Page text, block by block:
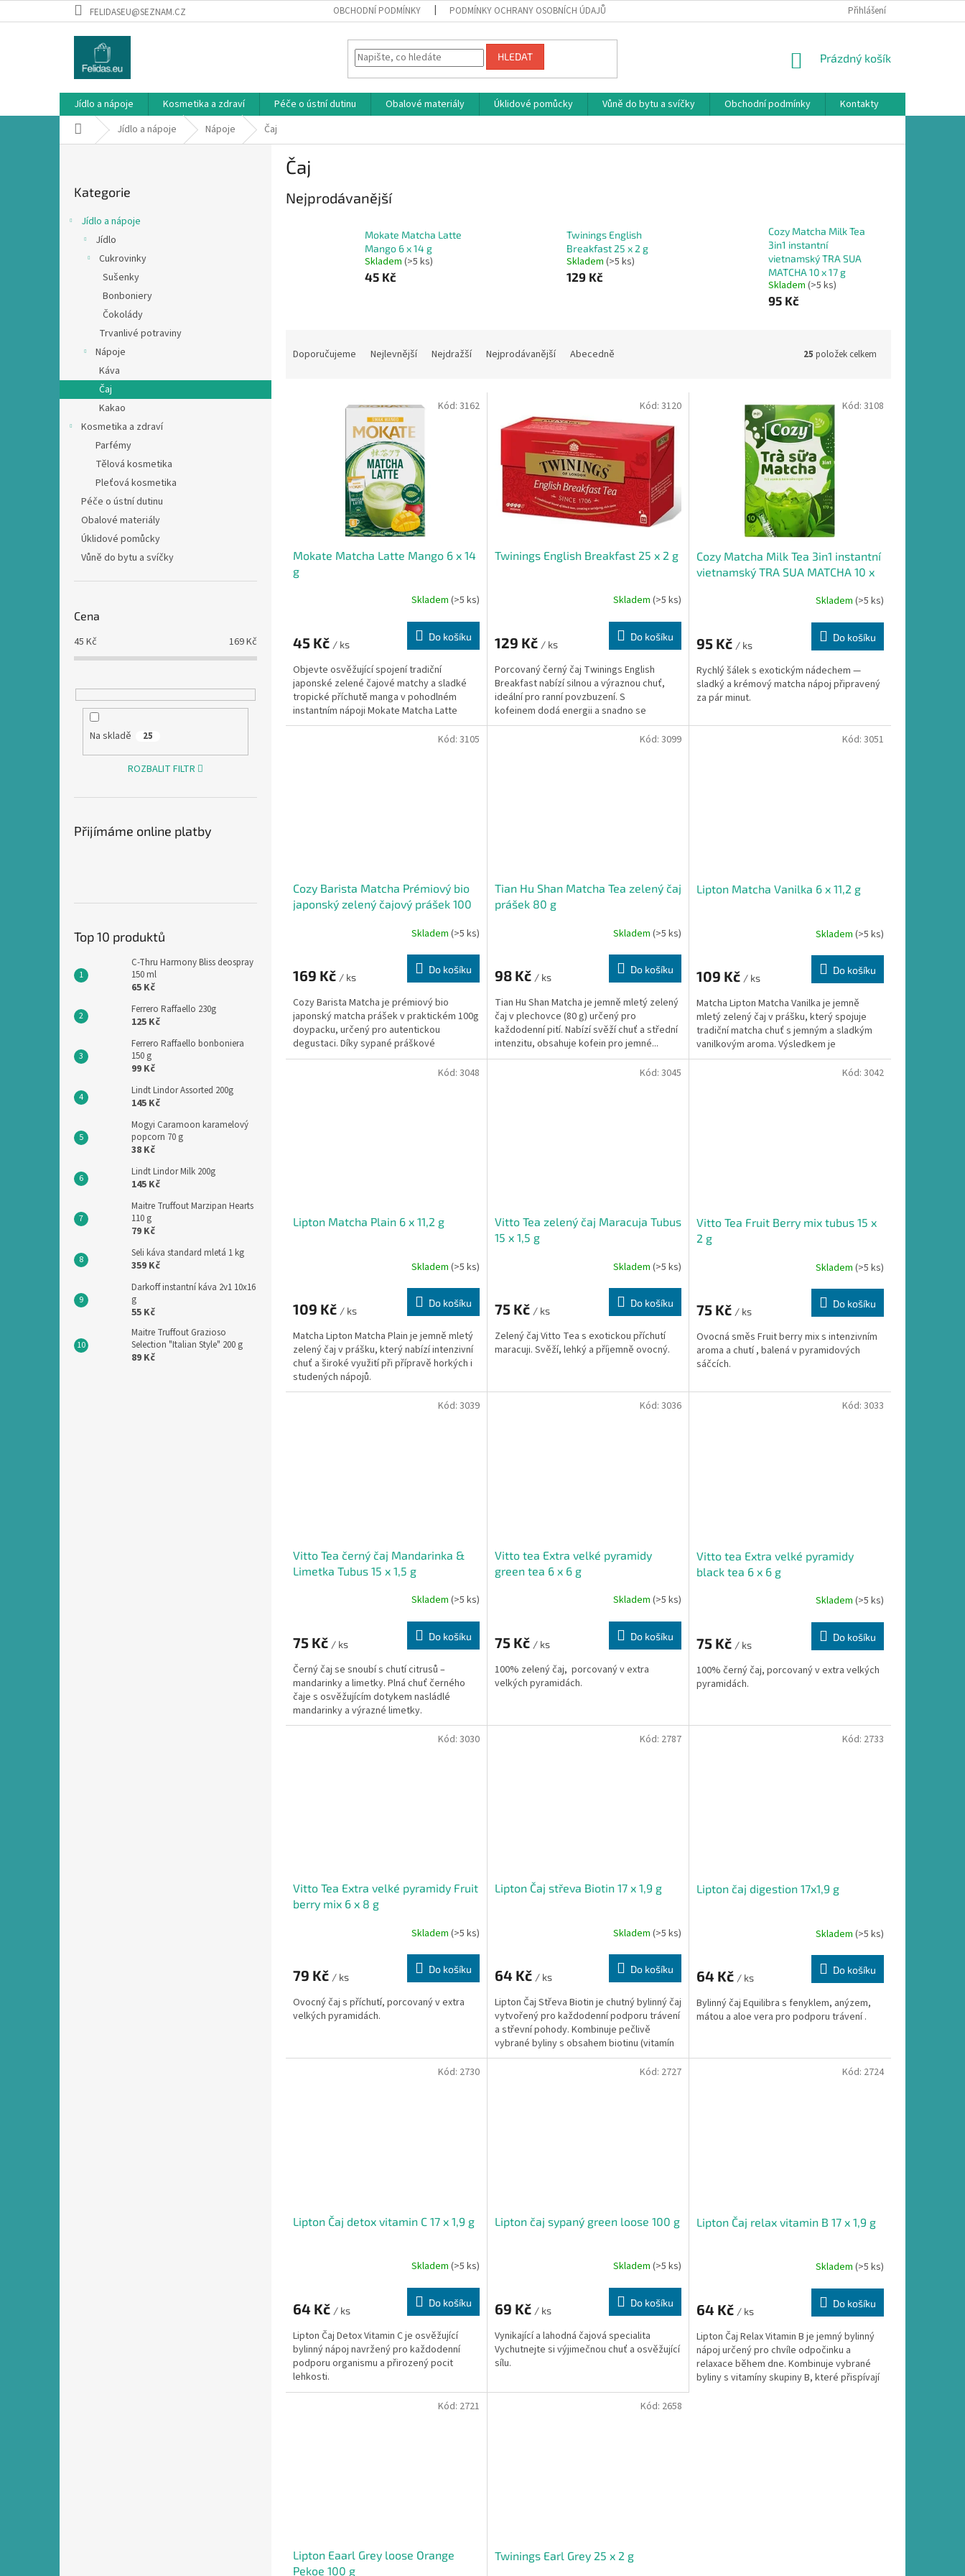
na
FELIDASEU@SEZNAM.CZ OBCHODNÍ PODMÍNKY PODMÍNKY OCHRANY OSOBNÍCH ÚDAJŮ Přihlášení
HLEDAT
NÁKUPNÍ
Prázdný košík
Jídlo a nápoje Kosmetika a zdraví Péče o ústní dutinu Obalové materiály Úklidové pomůcky Vůně do bytu a svíčky Obchodní podmínky
Kontakty
Domů Jídlo a nápoje Nápoje Čaj
kategorie
Kategorie
Jídlo a nápoje
Jídlo
Cukrovinky
Sušenky
Bonboniery
Čokolády
Trvanlivé potraviny
Nápoje
Káva
Čaj
Kakao
Kosmetika a zdraví
Parfémy
Tělová kosmetika
Pleťová kosmetika
Péče o ústní dutinu
Obalové materiály
Úklidové pomůcky
Vůně do bytu a svíčky
Cena
45 Kč 169Kč
Na skladě 25
ROZBALIT FILTR
Přijímáme online platby
Top 10 produktů
C-Thru Harmony Bliss deospray
150 ml
65 Kč
Ferrero Raffaello 230g
125 Kč
Ferrero Raffaello bonboniera
150 g
99 Kč
Lindt Lindor Assorted 200g
145 Kč
Mogyi Caramoon karamelový
popcorn 70 g
38 Kč
Lindt Lindor Milk 200g
145 Kč
Maitre Truffout Marzipan Hearts
110 g
79 Kč
Seli káva standard mletá 1 kg
359 Kč
Darkoff instantní káva 2v1 10x16
g
55 Kč
Maitre Truffout Grazioso
Selection "Italian Style" 200 g
89 Kč
Čaj
Nejprodávanější
Mokate Matcha Latte
Mango 6 x 14 g
Skladem (>5 ks)
45 Kč
Twinings English
Breakfast 25 x 2 g
Skladem (>5 ks)
129 Kč
Cozy Matcha Milk Tea
3in1 instantní
vietnamský TRA SUA
MATCHA 10 x 17 g
Skladem (>5 ks)
95 Kč
Doporučujeme Nejlevnější Nejdražší Nejprodávanější Abecedně 25 položek celkem
Mokate Matcha Latte Mango 6 x 14
g
Skladem (>5 ks)
45 Kč / ks
Do košíku
Objevte osvěžující spojení tradiční
japonské zelené čajové matchy a sladké
tropické příchutě manga v pohodlném
instantním nápoji Mokate Matcha Latte
Mango.
Kód: 3162
Twinings English Breakfast 25 x 2 g
Skladem (>5 ks)
129 Kč / ks
Do košíku
Porcovaný černý čaj Twinings English
Breakfast nabízí silnou a výraznou chuť,
ideální pro ranní povzbuzení. S
kofeinem dodá energii a snadno se
připravuje...
Kód: 3120
Cozy Matcha Milk Tea 3in1 instantní
vietnamský TRA SUA MATCHA 10 x
Skladem (>5 ks)
95 Kč / ks
Do košíku
Rychlý šálek s exotickým nádechem —
sladký a krémový matcha nápoj připravený
za pár minut.
Kód: 3108
Cozy Barista Matcha Prémiový bio
japonský zelený čajový prášek 100
Skladem (>5 ks)
169 Kč / ks
Do košíku
Cozy Barista Matcha je prémiový bio
japonský matcha prášek v praktickém 100g
doypacku, určený pro autentickou
degustaci. Díky sypané práškové
formě nabízí...
Kód: 3105
Tian Hu Shan Matcha Tea zelený čaj
prášek 80 g
Skladem (>5 ks)
98 Kč / ks
Do košíku
Tian Hu Shan Matcha je jemně mletý zelený
čaj v plechovce (80 g) určený pro
každodenní pití. Nabízí svěží chuť a střední
intenzitu, obsahuje kofein pro jemné...
Kód: 3099
Lipton Matcha Vanilka 6 x 11,2 g
Skladem (>5 ks)
109 Kč / ks
Do košíku
Matcha Lipton Matcha Vanilka je jemně
mletý zelený čaj v prášku, který spojuje
tradiční matcha chuť s jemným a sladkým
vanilkovým aroma. Výsledkem je
harmonický nápoj, který si...
Kód: 3051
Lipton Matcha Plain 6 x 11,2 g
Skladem (>5 ks)
109 Kč / ks
Do košíku
Matcha Lipton Matcha Plain je jemně mletý
zelený čaj v prášku, který nabízí intenzivní
chuť a široké využití při přípravě horkých i
studených nápojů.
Kód: 3048
Vitto Tea zelený čaj Maracuja Tubus
15 x 1,5 g
Skladem (>5 ks)
75 Kč / ks
Do košíku
Zelený čaj Vitto Tea s exotickou příchutí
maracuji. Svěží, lehký a příjemně ovocný.
Kód: 3045
Vitto Tea Fruit Berry mix tubus 15 x
2 g
Skladem (>5 ks)
75 Kč / ks
Do košíku
Ovocná směs Fruit berry mix s intenzivním
aroma a chutí , balená v pyramidových
sáčcích.
Kód: 3042
Vitto Tea černý čaj Mandarinka &
Limetka Tubus 15 x 1,5 g
Skladem (>5 ks)
75 Kč / ks
Do košíku
Černý čaj se snoubí s chutí citrusů –
mandarinky a limetky. Plná chuť černého
čaje s osvěžujícím dotykem nasládlé
mandarinky a výrazné limetky.
Kód: 3039
Vitto tea Extra velké pyramidy
green tea 6 x 6 g
Skladem (>5 ks)
75 Kč / ks
Do košíku
100% zelený čaj, porcovaný v extra
velkých pyramidách.
Kód: 3036
Vitto tea Extra velké pyramidy
black tea 6 x 6 g
Skladem (>5 ks)
75 Kč / ks
Do košíku
100% černý čaj, porcovaný v extra velkých
pyramidách.
Kód: 3033
Vitto Tea Extra velké pyramidy Fruit
berry mix 6 x 8 g
Skladem (>5 ks)
79 Kč / ks
Do košíku
Ovocný čaj s příchutí, porcovaný v extra
velkých pyramidách.
Kód: 3030
Lipton Čaj střeva Biotin 17 x 1,9 g
Skladem (>5 ks)
64 Kč / ks
Do košíku
Lipton Čaj Střeva Biotin je chutný bylinný čaj
vytvořený pro každodenní podporu trávení
a střevní pohody. Kombinuje pečlivě
vybrané byliny s obsahem biotinu (vitamín
B7), který...
Kód: 2787
Lipton čaj digestion 17x1,9 g
Skladem (>5 ks)
64 Kč / ks
Do košíku
Bylinný čaj Equilibra s fenyklem, anýzem,
mátou a aloe vera pro podporu trávení .
Kód: 2733
Lipton Čaj detox vitamin C 17 x 1,9 g
Skladem (>5 ks)
64 Kč / ks
Do košíku
Lipton Čaj Detox Vitamin C je osvěžující
bylinný nápoj navržený pro každodenní
podporu organismu a přirozený pocit
lehkosti.
Kód: 2730
Lipton čaj sypaný green loose 100 g
Skladem (>5 ks)
69 Kč / ks
Do košíku
Vynikající a lahodná čajová specialita
Vychutnejte si výjimečnou chuť a osvěžující
sílu.
Kód: 2727
Lipton Čaj relax vitamin B 17 x 1,9 g
Skladem (>5 ks)
64 Kč / ks
Do košíku
Lipton Čaj Relax Vitamin B je jemný bylinný
nápoj určený pro chvíle odpočinku a
relaxace během dne. Kombinuje vybrané
byliny s vitamíny skupiny B, které přispívají
Kód: 2724
Lipton Eaarl Grey loose Orange
Pekoe 100 g
Kód: 2721
Twinings Earl Grey 25 x 2 g
Kód: 2658